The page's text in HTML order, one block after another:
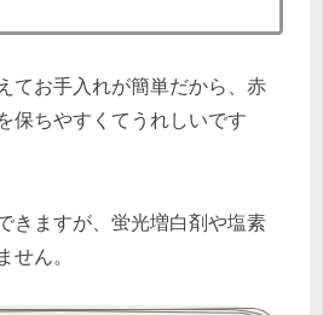
てお手入れが簡単だから、赤
保ちやすくてうれしいです
きますが、蛍光増白剤や塩素
せん。